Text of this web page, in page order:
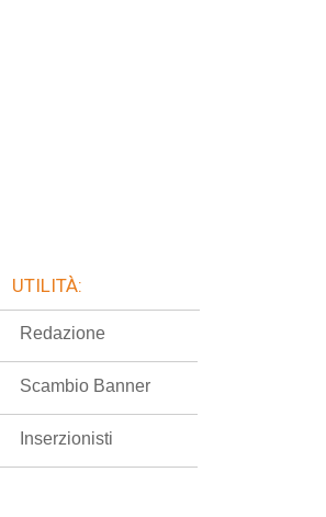
UTILITÀ:
Redazione
Scambio Banner
Inserzionisti